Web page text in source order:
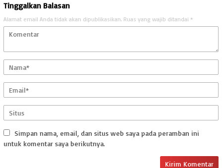
Tinggalkan Balasan
Alamat email Anda tidak akan dipublikasikan. Ruas yang wajib ditandai *
Simpan nama, email, dan situs web saya pada peramban ini
untuk komentar saya berikutnya.